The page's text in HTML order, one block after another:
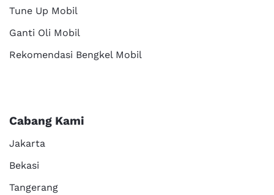
Tune Up Mobil
Ganti Oli Mobil
Rekomendasi Bengkel Mobil
Cabang Kami
Jakarta
Bekasi
Tangerang